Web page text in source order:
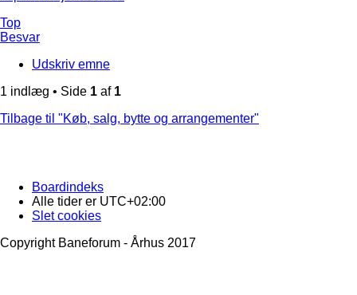
Top
Besvar
Udskriv emne
1 indlæg • Side 1 af 1
Tilbage til "Køb, salg, bytte og arrangementer"
Boardindeks
Alle tider er UTC+02:00
Slet cookies
Copyright Baneforum - Århus 2017